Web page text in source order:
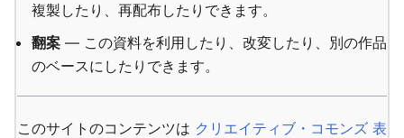
複製したり、再配布したりできます。
翻案 — この資料を利用したり、改変したり、別の作品
のベースにしたりできます。
このサイトのコンテンツは クリエイティブ・コモンズ 表